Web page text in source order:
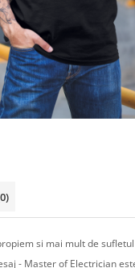
si mai mult de
- Master of Electrician